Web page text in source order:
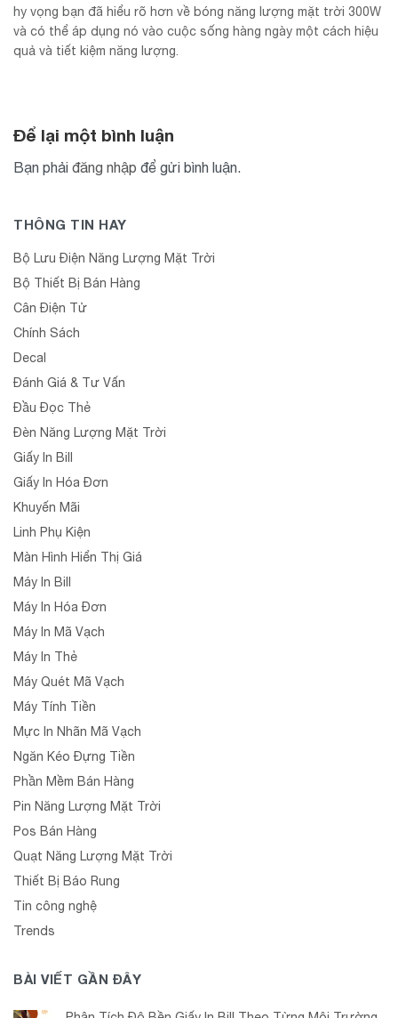
hy vọng bạn đã hiểu rõ hơn về bóng năng lượng mặt trời 300W
và có thể áp dụng nó vào cuộc sống hàng ngày một cách hiệu
quả và tiết kiệm năng lượng.
Để lại một bình luận
Bạn phải đăng nhập để gửi bình luận.
THÔNG TIN HAY
Bộ Lưu Điện Năng Lượng Mặt Trời
Bộ Thiết Bị Bán Hàng
Cân Điện Tử
Chính Sách
Decal
Đánh Giá & Tư Vấn
Đầu Đọc Thẻ
Đèn Năng Lượng Mặt Trời
Giấy In Bill
Giấy In Hóa Đơn
Khuyến Mãi
Linh Phụ Kiện
Màn Hình Hiển Thị Giá
Máy In Bill
Máy In Hóa Đơn
Máy In Mã Vạch
Máy In Thẻ
Máy Quét Mã Vạch
Máy Tính Tiền
Mực In Nhãn Mã Vạch
Ngăn Kéo Đựng Tiền
Phần Mềm Bán Hàng
Pin Năng Lượng Mặt Trời
Pos Bán Hàng
Quạt Năng Lượng Mặt Trời
Thiết Bị Báo Rung
Tin công nghệ
Trends
BÀI VIẾT GẦN ĐÂY